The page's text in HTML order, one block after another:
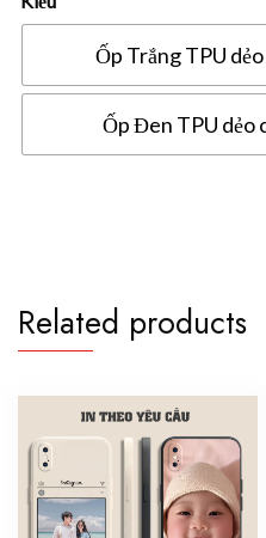
Ốp Trắng TPU
Ốp Đen TPU dẻo
7A
in
theo
cầu
quantity
Related products